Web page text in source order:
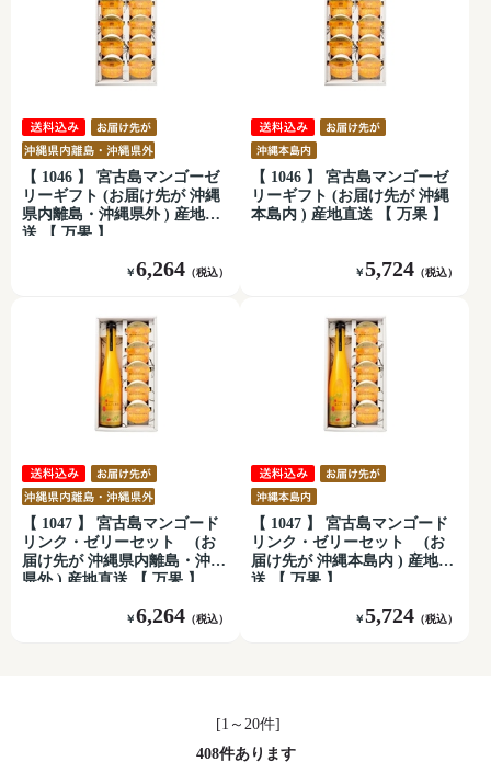
【 1046 】 宮古島マンゴーゼ
リーギフト (お届け先が 沖縄
県内離島・沖縄県外 ) 産地直
送 【 万果 】
￥6,264 （税込）
【 1046 】 宮古島マンゴーゼ
リーギフト (お届け先が 沖縄
本島内 ) 産地直送 【 万果 】
￥5,724 （税込）
【 1047 】 宮古島マンゴード
リンク・ゼリーセット (お
届け先が 沖縄県内離島・沖縄
県外 ) 産地直送 【 万果 】
￥6,264 （税込）
【 1047 】 宮古島マンゴード
リンク・ゼリーセット (お
届け先が 沖縄本島内 ) 産地直
送 【 万果 】
￥5,724 （税込）
[1～20件]
408件あります